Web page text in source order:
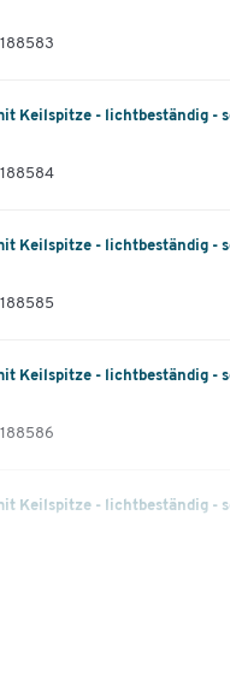
Keilspitze - lichtbeständig -
Keilspitze - lichtbeständig -
Keilspitze - lichtbeständig -
Keilspitze - lichtbeständig -